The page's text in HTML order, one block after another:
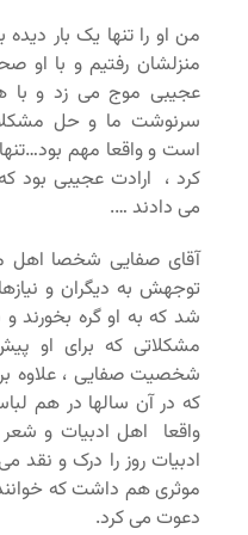
من او را تنها یک بار
منزلشان رفتیم و با او
عجیبی موج می زد و
سرنوشت ما و حل
است و واقعا مهم
کرد ، ارادت عجیبی بود
می دادند ….
آقای صفایی شخصا اهل
توجهش به دیگران و
شد که به او گره بخورند
مشکلاتی که برای او
شخصیت صفایی ، علاوه بر
که در آن سالها در هم
واقعا اهل ادبیات و شعر
ادبیات روز را درک و نقد
موثری هم داشت که
دعوت می کرد.